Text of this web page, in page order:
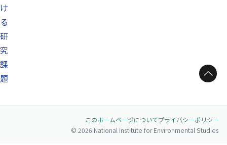
け
る
研
究
課
題
ページトップへ
このホームページについてプライバシーポリシー
© 2026 National Institute for Environmental Studies